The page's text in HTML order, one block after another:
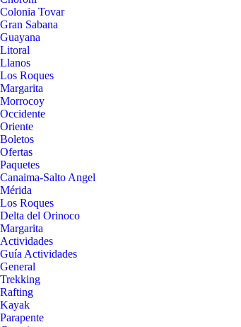
Colonia Tovar
Gran Sabana
Guayana
Litoral
Llanos
Los Roques
Margarita
Morrocoy
Occidente
Oriente
Boletos
Ofertas
Paquetes
Canaima-Salto Angel
Mérida
Los Roques
Delta del Orinoco
Margarita
Actividades
Guía Actividades
General
Trekking
Rafting
Kayak
Parapente